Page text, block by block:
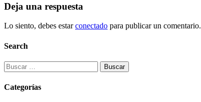
Deja una respuesta
Lo siento, debes estarconectado para publicar un comentario.
Search
Buscar:
Categorías